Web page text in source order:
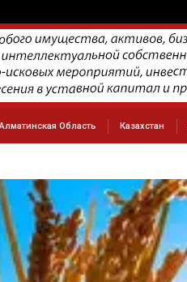
Алматинская Область Казахстан